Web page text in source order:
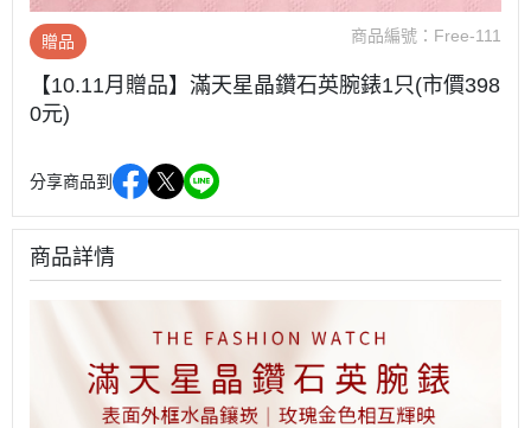
贈品 商品編號： Free-111
【10.11月贈品】滿天星晶鑽石英腕錶1只(市價398
0元)
分享商品到
商品詳情